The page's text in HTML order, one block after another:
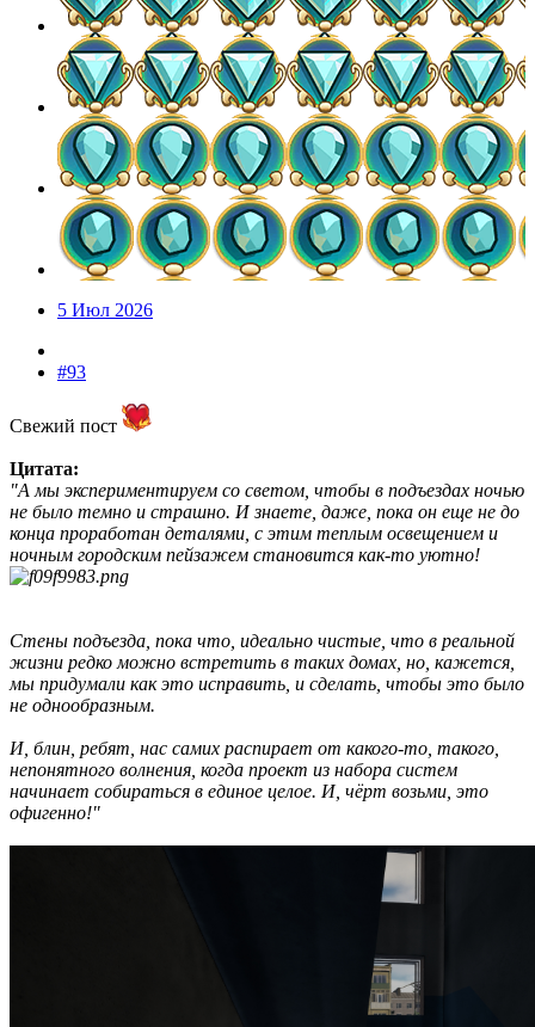
5 Июл 2026
#93
Свежий пост
Цитата:
"А мы экспериментируем со светом, чтобы в подъездах ночью
не было темно и страшно. И знаете, даже, пока он еще не до
конца проработан деталями, с этим теплым освещением и
ночным городским пейзажем становится как-то уютно!
Стены подъезда, пока что, идеально чистые, что в реальной
жизни редко можно встретить в таких домах, но, кажется,
мы придумали как это исправить, и сделать, чтобы это было
не однообразным.
И, блин, ребят, нас самих распирает от какого-то, такого,
непонятного волнения, когда проект из набора систем
начинает собираться в единое целое. И, чёрт возьми, это
офигенно!"